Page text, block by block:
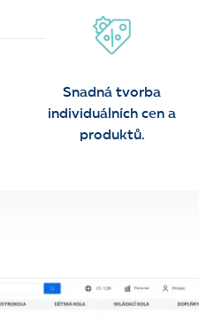
Snadná tvorba
individuálních cen a
produktů.